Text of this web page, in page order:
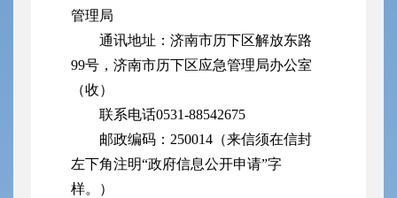
管理局
通讯地址：济南市历下区解放东路
99号，济南市历下区应急管理局办公室
（收）
联系电话0531-88542675
邮政编码：250014 （来信须在信封
左下角注明“政府信息公开申请”字
样。）